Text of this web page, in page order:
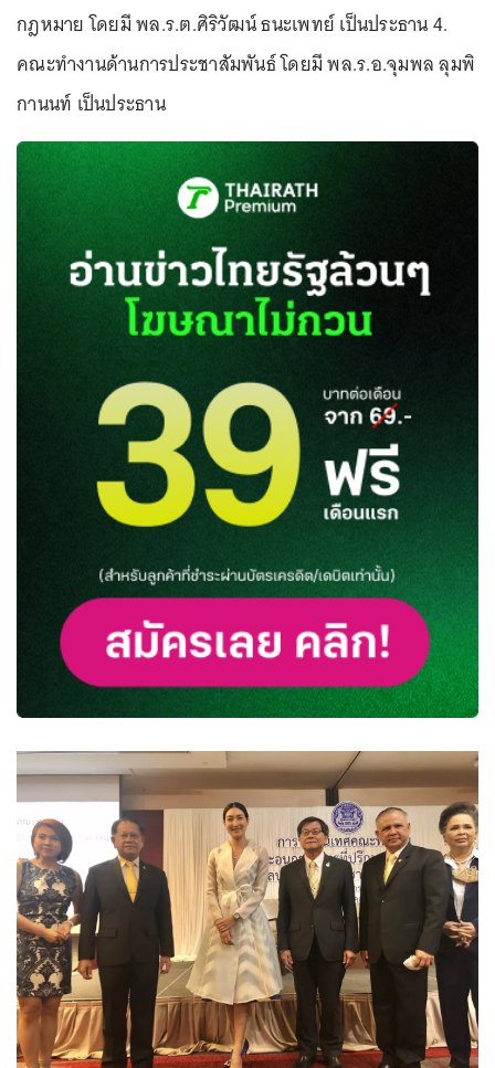
กฎหมาย โดยมี พล.ร.ต.ศิริวัฒน์ ธนะเพทย์ เป็นประธาน 4.
คณะทำงานด้านการประชาสัมพันธ์ โดยมี พล.ร.อ.จุมพล ลุมพิ
กานนท์ เป็นประธาน